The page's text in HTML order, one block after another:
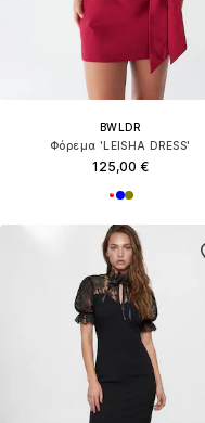
BWLDR
Φόρεμα 'LEISHA DRESS'
125,00 €